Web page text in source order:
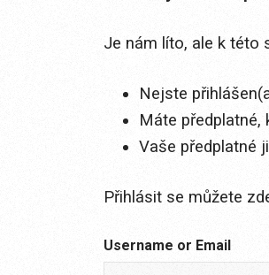
Je nám líto, ale k této
Nejste
Máte
Vaše předplatné
Přihlásit se můžete
Username or Email